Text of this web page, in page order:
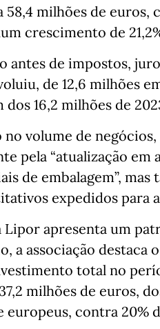
58,4 milhões de
crescimento de
antes de impostos,
de 12,6 milhões
dos 16,2 milhões de
no volume de
pela “atualização
de embalagem”, mas
expedidos para
Lipor apresenta um
a associação destaca
total no
milhões de euros,
europeus, contra 20%